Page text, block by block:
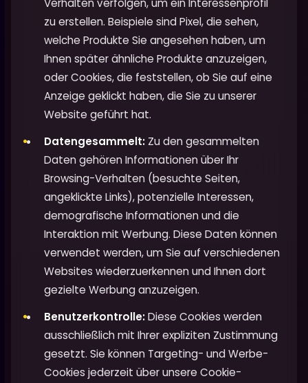
Verhalten verfolgen, um ein Interessenprofil
zu erstellen. Beispiele sind Pixel, die sehen,
welche Produkte Sie angesehen haben, um
Ihnen später ähnliche Produkte anzuzeigen,
oder Cookies, die feststellen, ob Sie auf eine
Anzeige geklickt haben, die Sie zu unserer
Website geführt hat.
Datengesammelt: Zu den gesammelten
Daten gehören Informationen über Ihr
Browsing-Verhalten (besuchte Seiten,
angeklickte Links), potenzielle Interessen,
demografische Informationen und die
Interaktion mit Werbung. Diese Daten können
verwendet werden, um Sie auf verschiedenen
Websites wiederzuerkennen und Ihnen dort
gezielte Werbung anzuzeigen.
Benutzerkontrolle:Diese Cookies werden
ausschließlich mit Ihrer expliziten Zustimmung
gesetzt. Sie können Targeting- und Werbe-
Cookies jederzeit über unsere Cookie-